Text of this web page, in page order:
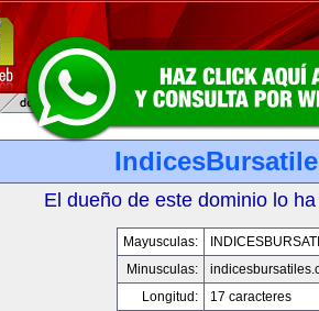
El dueño de este dominio lo
Mayusculas:
Minusculas:
Longitud:
17 caracteres